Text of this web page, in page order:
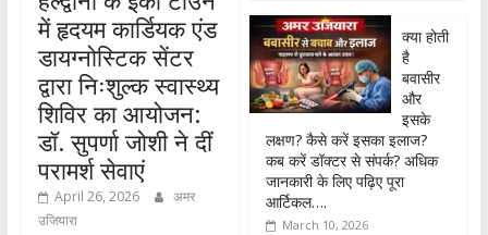
में हृदयम कार्डियक एंड
डायग्नोस्टिक सेंटर
द्वारा निःशुल्क स्वास्थ्य
शिविर का आयोजन:
डॉ. सुपर्णा जोशी ने दीं
परामर्श सेवाएं
April 26, 2026
अमर
उजियारा
क्या होती
है
बवासीर
और
इसके
लक्षण? कैसे करें इसका इलाज?
कब करें डॉक्टर से संपर्क? अधिक
जानकारी के लिए पढ़िए पूरा
आर्टिकल….
March 10, 2026